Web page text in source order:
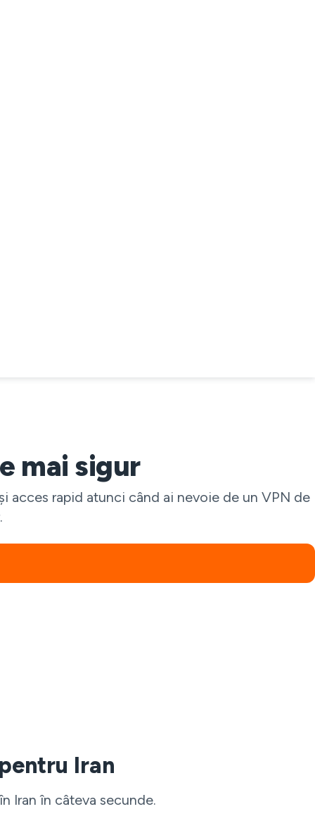
mai sigur
acces rapid atunci când ai nevoie de un VPN de
Iran
Iran în câteva secunde.